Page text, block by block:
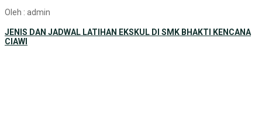
Oleh : admin
JENIS DAN JADWAL LATIHAN EKSKUL DI SMK BHAKTI KENCANA
CIAWI